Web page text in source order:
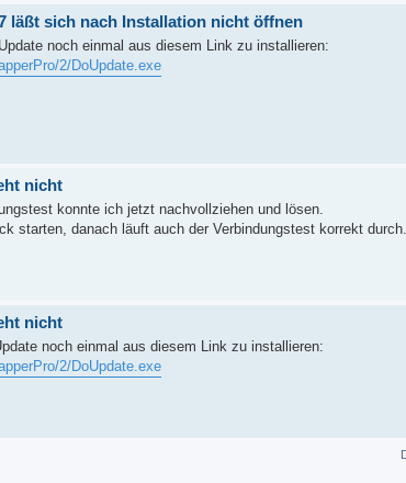
läßt sich nach Installation nicht öffnen
noch einmal aus diesem Link zu installieren:
2/DoUpdate.exe
nicht
konnte ich jetzt nachvollziehen und lösen.
starten, danach läuft auch der Verbindungstest korrekt durch.
nicht
noch einmal aus diesem Link zu installieren:
2/DoUpdate.exe